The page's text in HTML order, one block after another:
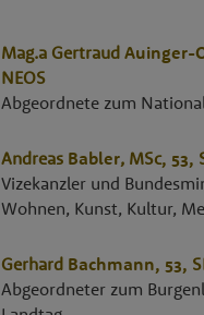
Mag.a Gertraud Auinger-
NEOS
Abgeordnete zum
Andreas Babler, MSc, 53,
Vizekanzler und
Wohnen, Kunst, Kultur,
Gerhard Bachmann, 53,
Abgeordneter zum